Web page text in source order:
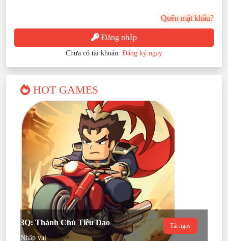
Quên mật khẩu?
Đăng nhập
Chưa có tài khoản. Đăng ký ngay
HOT GAMES
3Q: Thành Chủ Tiêu Dao
Nhập vai
Tải ngay